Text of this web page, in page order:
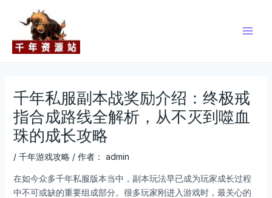
千年私服副本战奖励介绍：终极戒
指合成路线全解析，从不灭到噬血
珠的成长攻略
/ 千年游戏攻略/ 作者： admin
在如今众多千年私服版本当中，副本玩法早已成为玩家成长过程
中不可或缺的重要组成部分。很多玩家刚进入游戏时，最关心的
navigation